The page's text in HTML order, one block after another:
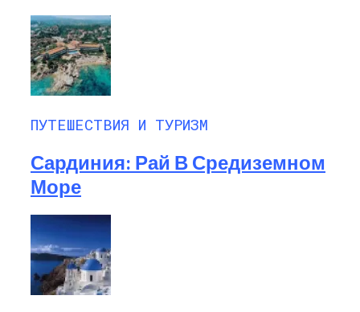
ПУТЕШЕСТВИЯ И ТУРИЗМ
Сардиния: Рай В Средиземном
Море